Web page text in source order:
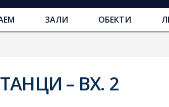
ЗАЛИ ОБЕКТИ
– ВХ. 2